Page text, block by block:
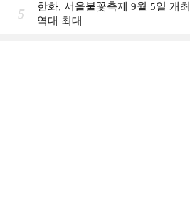
5
한화, 서울불꽃축제 9월 5일 개
역대 최대